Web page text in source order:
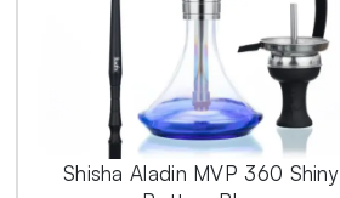
Shisha Aladin MVP 360 Shiny